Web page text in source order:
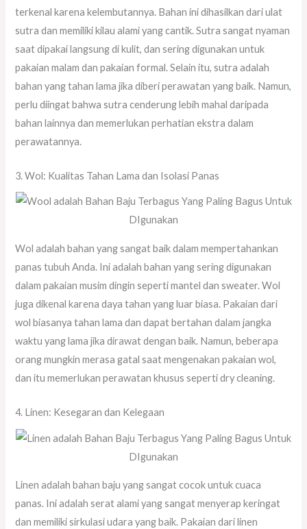
terkenal karena kelembutannya. Bahan ini dihasilkan dari ulat
sutra dan memiliki kilau alami yang cantik. Sutra sangat nyaman
saat dipakai langsung di kulit, dan sering digunakan untuk
pakaian malam dan pakaian formal. Selain itu, sutra adalah
bahan yang tahan lama jika diberi perawatan yang baik. Namun,
perlu diingat bahwa sutra cenderung lebih mahal daripada
bahan lainnya dan memerlukan perhatian ekstra dalam
perawatannya.
3. Wol: Kualitas Tahan Lama dan Isolasi Panas
Wol adalah bahan yang sangat baik dalam mempertahankan
panas tubuh Anda. Ini adalah bahan yang sering digunakan
dalam pakaian musim dingin seperti mantel dan sweater. Wol
juga dikenal karena daya tahan yang luar biasa. Pakaian dari
wol biasanya tahan lama dan dapat bertahan dalam jangka
waktu yang lama jika dirawat dengan baik. Namun, beberapa
orang mungkin merasa gatal saat mengenakan pakaian wol,
dan itu memerlukan perawatan khusus seperti dry cleaning.
4. Linen: Kesegaran dan Kelegaan
Linen adalah bahan baju yang sangat cocok untuk cuaca
panas. Ini adalah serat alami yang sangat menyerap keringat
dan memiliki sirkulasi udara yang baik. Pakaian dari linen